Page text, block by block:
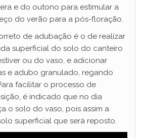
e do outono para estimular a
do verão para a pós-floração.
de adubação é o de realizar
superficial do solo do canteiro
ou do vaso, e adicionar
e adubo granulado, regando
facilitar o processo de
é indicado que no dia
o solo do vaso, pois assim a
superficial que será reposto.